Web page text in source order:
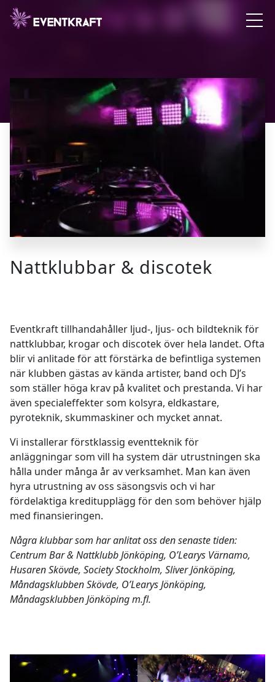
Nattklubbar & discotek
Eventkraft tillhandahåller ljud-, ljus- och bildteknik för
nattklubbar, krogar och discotek över hela landet. Ofta
blir vi anlitade för att förstärka de befintliga systemen
när klubben gästas av kända artister, band och DJ’s
som ställer höga krav på kvalitet och prestanda. Vi har
även specialeffekter som kolsyra, eldkastare,
pyroteknik, skummaskiner och mycket annat.
Vi installerar förstklassig eventteknik för
anläggningar som vill ha system där utrustningen ska
hålla under många år av verksamhet. Man kan även
hyra utrustning av oss säsongsvis och vi har
fördelaktiga kreditupplägg för den som behöver hjälp
med finansieringen.
Några klubbar som har anlitat oss den senaste tiden:
Centrum Bar & Nattklubb Jönköping, O’Learys Värnamo,
Husaren Skövde, Society Stockholm, Sliver Jönköping,
Måndagsklubben Skövde, O’Learys Jönköping,
Måndagsklubben Jönköping m.fl.